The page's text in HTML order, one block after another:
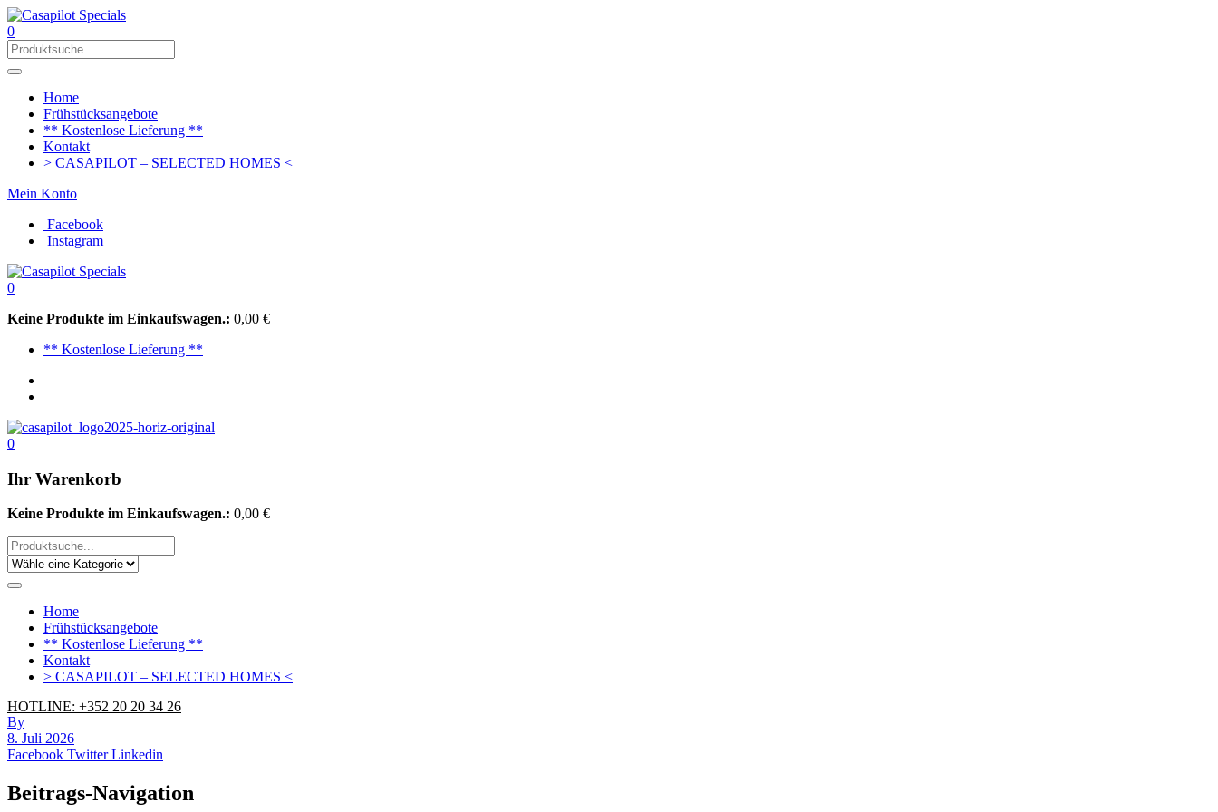
0
Home
Frühstücksangebote
** Kostenlose Lieferung **
Kontakt
> CASAPILOT – SELECTED HOMES <
Mein Konto
Facebook
Instagram
0
Keine Produkte im Einkaufswagen.: 0,00 €
** Kostenlose Lieferung **
0
Ihr Warenkorb
Keine Produkte im Einkaufswagen.: 0,00 €
Home
Frühstücksangebote
** Kostenlose Lieferung **
Kontakt
> CASAPILOT – SELECTED HOMES <
HOTLINE: +352 20 20 34 26
By
8. Juli 2026
Facebook TwitterLinkedin
Beitrags-Navigation